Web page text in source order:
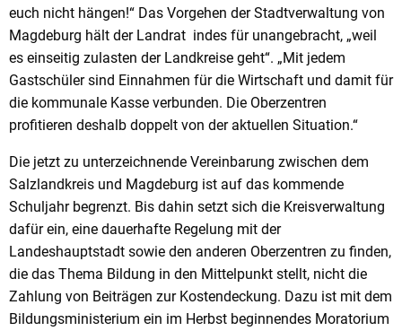
euch nicht hängen!“ Das Vorgehen der Stadtverwaltung von
Magdeburg hält der Landrat indes für unangebracht, „weil
es einseitig zulasten der Landkreise geht“. „Mit jedem
Gastschüler sind Einnahmen für die Wirtschaft und damit für
die kommunale Kasse verbunden. Die Oberzentren
profitieren deshalb doppelt von der aktuellen Situation.“
Die jetzt zu unterzeichnende Vereinbarung zwischen dem
Salzlandkreis und Magdeburg ist auf das kommende
Schuljahr begrenzt. Bis dahin setzt sich die Kreisverwaltung
dafür ein, eine dauerhafte Regelung mit der
Landeshauptstadt sowie den anderen Oberzentren zu finden,
die das Thema Bildung in den Mittelpunkt stellt, nicht die
Zahlung von Beiträgen zur Kostendeckung. Dazu ist mit dem
Bildungsministerium ein im Herbst beginnendes Moratorium